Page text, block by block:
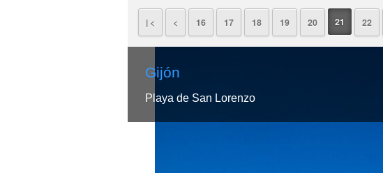
| < < 16 17 18 19 20 21 22
Gijón
Playa de San Lorenzo